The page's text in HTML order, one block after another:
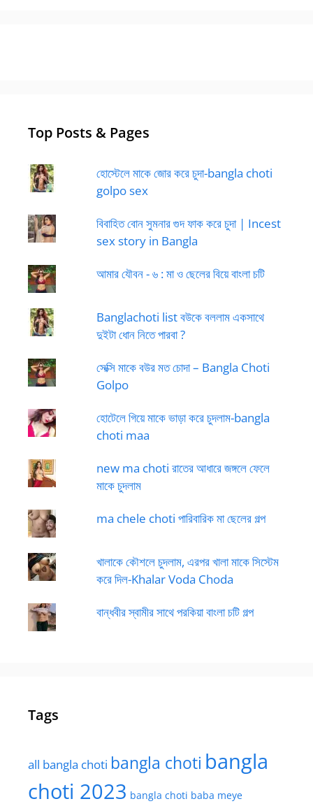
Top Posts & Pages
হোস্টেলে মাকে জোর করে চুদা-bangla choti
golpo sex
বিবাহিত বোন সুমনার গুদ ফাক করে চুদা | Incest
sex story in Bangla
আমার যৌবন - ৬ : মা ও ছেলের বিয়ে বাংলা চটি
Banglachoti list বউকে বললাম একসাথে
দুইটা ধোন নিতে পারবা ?
সেক্সি মাকে বউর মত চোদা – Bangla Choti
Golpo
হোটেলে গিয়ে মাকে ভাড়া করে চুদলাম-bangla
choti maa
new ma choti রাতের আধারে জঙ্গলে ফেলে
মাকে চুদলাম
ma chele choti পারিবারিক মা ছেলের গল্প
খালাকে কৌশলে চুদলাম, এরপর খালা মাকে সিস্টেম
করে দিল-Khalar Voda Choda
বান্ধবীর স্বামীর সাথে পরকিয়া বাংলা চটি গল্প
Tags
all bangla choti bangla choti bangla
choti 2023 bangla choti baba meye